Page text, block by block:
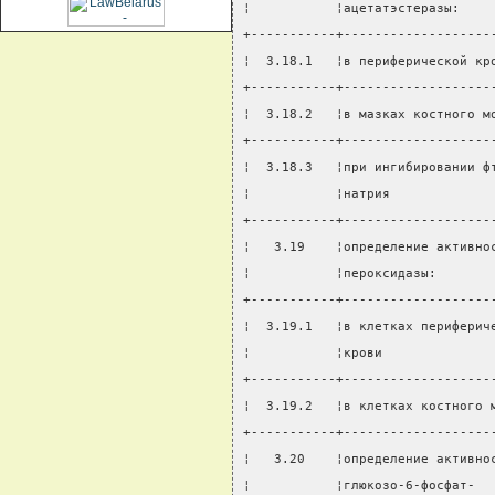
¦
+-----------
¦  3.18.1   ¦в периферической
+-----------
¦  3.18.2   ¦в мазках костного
+-----------
¦  3.18.3   ¦при ингибировании
¦           ¦натрия
+-----------
¦   3.19    ¦определение
¦
+-----------
¦  3.19.1   ¦в клетках
¦           ¦крови
+-----------
¦  3.19.2   ¦в клетках костного
+-----------
¦   3.20    ¦определение
¦           ¦глюкозо-6-